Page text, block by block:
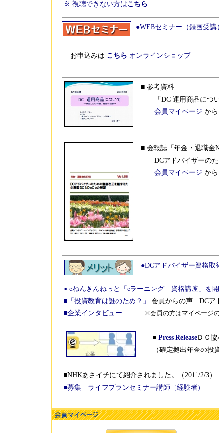
※ 視聴できない方はこちら
●WEBセミナー（録画受
お申込みは こちら オンラインショップ
■ 参考資料
「DC 運用商品につい
会員マイページ か
■ 会報誌「年金・退職金
DCアドバイザーのた
会員マイページ か
●DCアドバイザー資格取
● eねんきんねっと「eラーニング 資格講座」を
■「投資教育は誰のため？」
会員からの声 DCア
■企業インタビュー
※会員の方はマイページ
■ Press Release ＤＣ
（確定拠出年金の投
■NHKあさイチにて紹介されました。（2011/2/3）
■募集 ライフプランセミナー講師（経験者）